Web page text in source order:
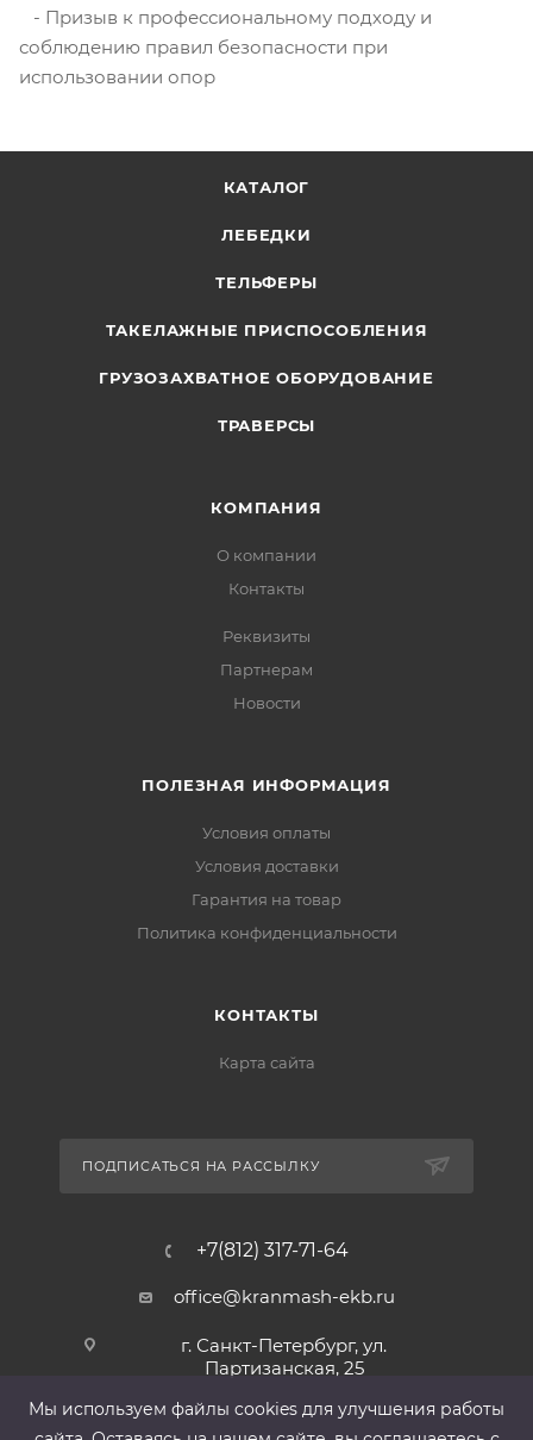
- Призыв к профессиональному подходу и
соблюдению правил безопасности при
использовании опор
КАТАЛОГ
ЛЕБЕДКИ
ТЕЛЬФЕРЫ
ТАКЕЛАЖНЫЕ ПРИСПОСОБЛЕНИЯ
ГРУЗОЗАХВАТНОЕ ОБОРУДОВАНИЕ
ТРАВЕРСЫ
КОМПАНИЯ
О компании
Контакты
Реквизиты
Партнерам
Новости
ПОЛЕЗНАЯ ИНФОРМАЦИЯ
Условия оплаты
Условия доставки
Гарантия на товар
Политика конфиденциальности
КОНТАКТЫ
Карта сайта
ПОДПИСАТЬСЯ НА РАССЫЛКУ
+7(812) 317-71-64
office@kranmash-ekb.ru
г. Санкт-Петербург, ул.
Партизанская, 25
Мы используем файлы cооkies для улучшения работы